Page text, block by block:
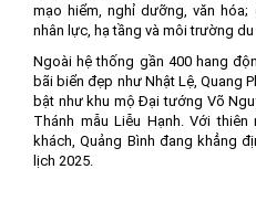
mạo hiểm, nghỉ dưỡng, văn
nhân lực, hạ tầng và môi trường du
Ngoài hệ thống gần 400 hang
bãi biển đẹp như Nhật Lệ, Quang
bật như khu mộ Đại tướng Võ
Thánh mẫu Liễu Hạnh. Với
khách, Quảng Bình đang khẳng
lịch 2025.